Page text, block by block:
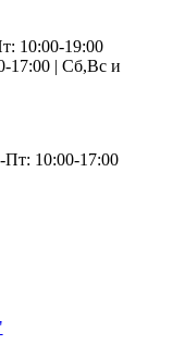
10:00-19:00
17:00 | Сб,Вс и
10:00-17:00